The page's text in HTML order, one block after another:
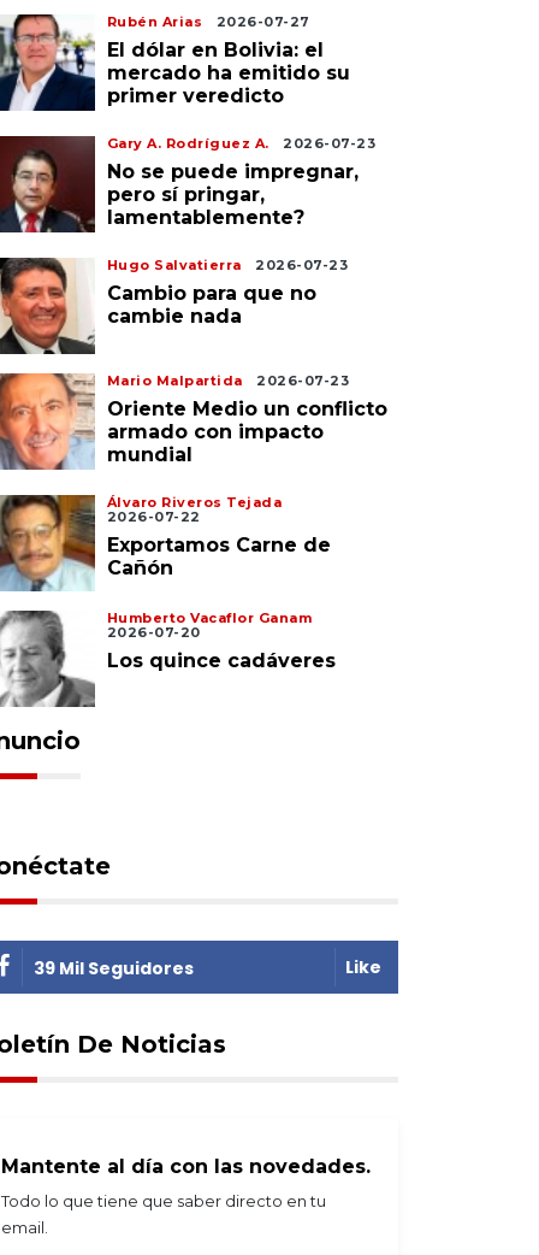
Rubén Arias 2026-07-27
El dólar en Bolivia: el
mercado ha emitido su
primer veredicto
Gary A. Rodríguez A. 2026-07-23
No se puede impregnar,
pero sí pringar,
lamentablemente?
Hugo Salvatierra 2026-07-23
Cambio para que no
cambie nada
Mario Malpartida 2026-07-23
Oriente Medio un conflicto
armado con impacto
mundial
Álvaro Riveros Tejada
2026-07-22
Exportamos Carne de
Cañón
Humberto Vacaflor Ganam
2026-07-20
Los quince cadáveres
39 Mil Seguidores Like
De Noticias
Mantente al día con las novedades.
Todo lo que tiene que saber directo en tu
email.